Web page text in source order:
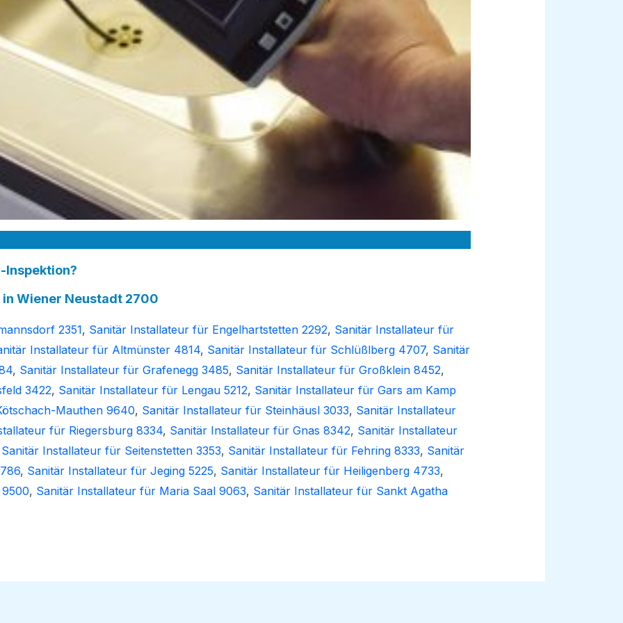
Inspektion?
in Wiener Neustadt 2700
2351, Sanitär Installateur für Engelhartstetten 2292, Sanitär Installateur für
Installateur für Altmünster 4814, Sanitär Installateur für Schlüßlberg 4707, Sanitär
, Sanitär Installateur für Grafenegg 3485, Sanitär Installateur für Großklein 8452,
3422, Sanitär Installateur für Lengau 5212, Sanitär Installateur für Gars am Kamp
Mauthen 9640, Sanitär Installateur für Steinhäusl 3033, Sanitär Installateur
für Riegersburg 8334, Sanitär Installateur für Gnas 8342, Sanitär Installateur
Sanitär Installateur für Seitenstetten 3353, Sanitär Installateur für Fehring 8333, Sanitär
, Sanitär Installateur für Jeging 5225, Sanitär Installateur für Heiligenberg 4733,
, Sanitär Installateur für Maria Saal 9063, Sanitär Installateur für Sankt Agatha